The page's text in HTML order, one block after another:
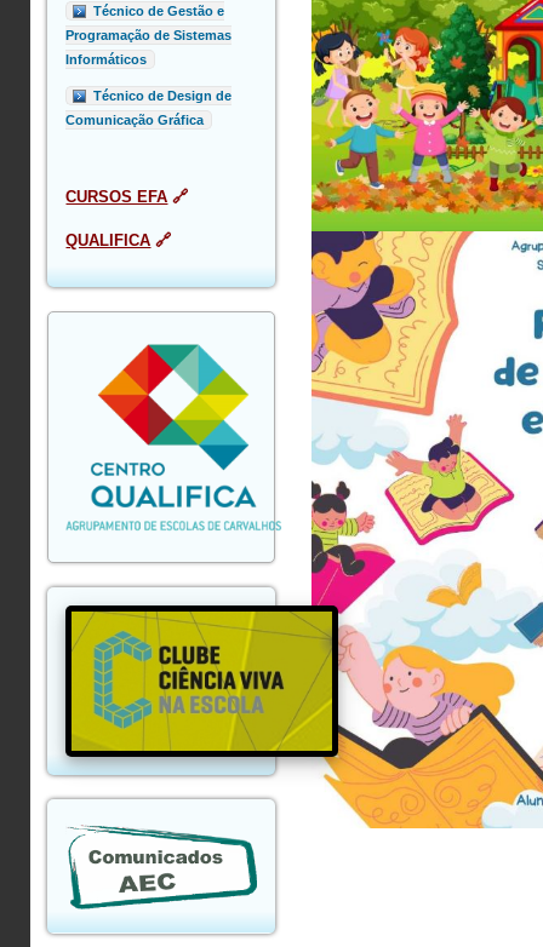
Técnico de Gestão e
Programação de Sistemas
Informáticos
Técnico de Design de
Comunicação Gráfica
CURSOS EFA 🔗
QUALIFICA 🔗